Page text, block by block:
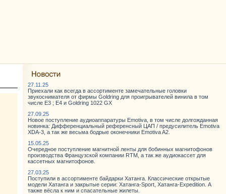
27.11.25
Приехали как всегда в ассортименте замечательные головки
звукоснимателя от фирмы Goldring для проигрывателей винила в том
числе E3 ; E4 и Goldring 1022 GX
27.09.25
Новое поступление аудиоаппаратуры Emotiva, в том числе долгожданная
новинка: Дифференциальный референсный ЦАП / предусилитель Emotiva
XDA-3, а так же весьма бодрые оконечники Emotiva A2.
15.05.25
Очередное поступление магнитной ленты для бобинных магнитофонов
производства Французской компании RTM, а так же аудиокассет для
кассетных магнитофонов.
27.03.25
Поступили в ассортименте байдарки Хатанга. Классические открытые
модели Хатанга и закрытые серии: Хатанга-Sport, Хатанга-Expedition. А
также вёсла к ним и спасательные жилеты.